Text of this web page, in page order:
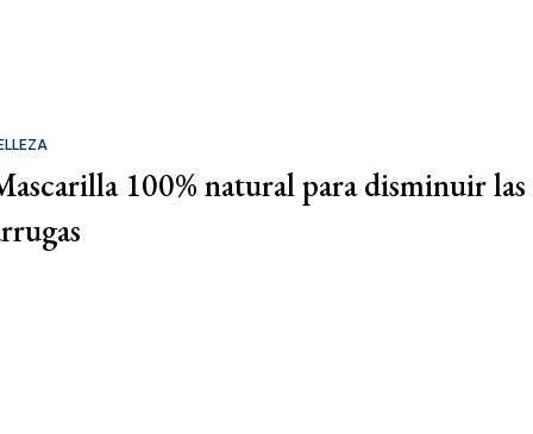
100% natural para disminuir las